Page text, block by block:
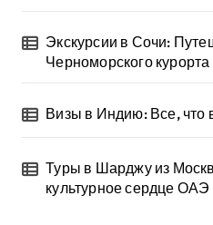
Экскурсии в Сочи:
Черноморского курорта
Визы в Индию: Все, что
Туры в Шарджу из
культурное сердце ОАЭ